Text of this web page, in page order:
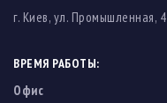
г. Киев, ул. Промышленная, 4
ВРЕМЯ РАБОТЫ:
Офис